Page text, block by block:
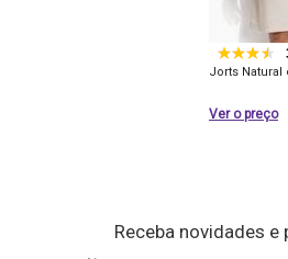
Jorts Natural
Ver o preço
Receba novidades